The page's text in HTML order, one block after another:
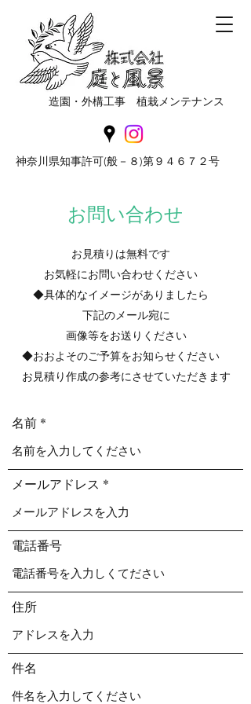
造園・外構工事 植栽メンテナンス
神奈川県知事許可(般－８)第９４６７２号
お問い合わせ
お見積りは無料です
お気軽にお問い合わせください
​◆具体的なイメージがありましたら
下記のメール宛に
画像等をお送りください
◆おおよそのご予算をお知らせください
お見積り作成の参考にさせていただきます
名前
メールアドレス
電話番号
住所
件名